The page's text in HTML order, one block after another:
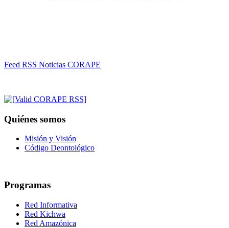
Feed RSS Noticias CORAPE
Quiénes somos
Misión y Visión
Código Deontológico
Programas
Red Informativa
Red Kichwa
Red Amazónica